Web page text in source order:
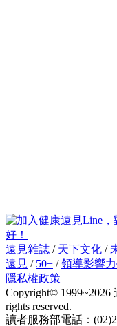
好！
遠見雜誌 / 天下文化 /
遠見 / 50+ /領導影響
隱私權政策
Copyright©
rights reserved.
讀者服務部電話：